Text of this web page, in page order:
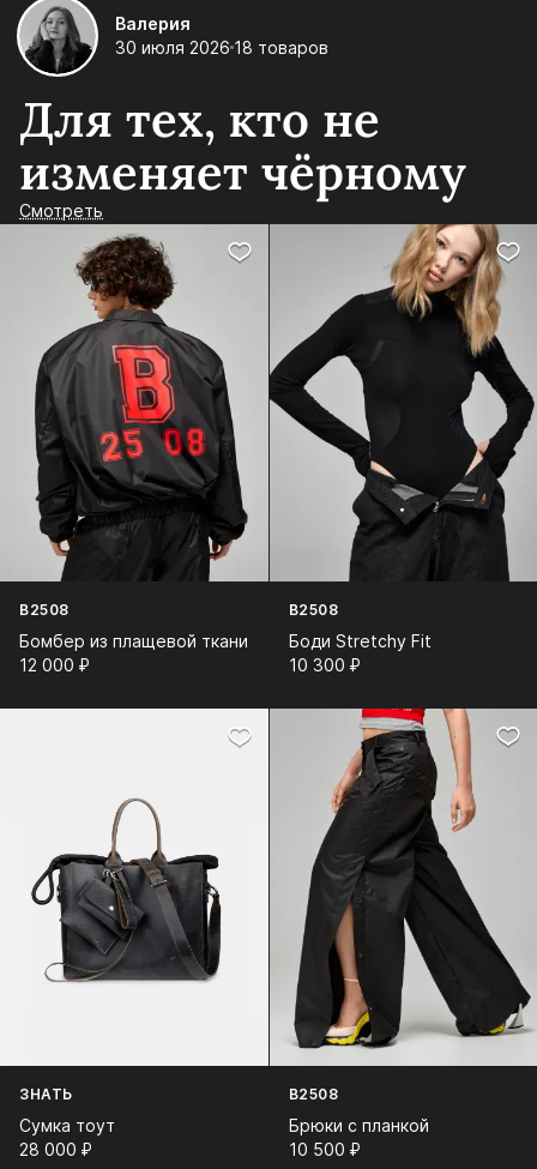
Валерия
30 июля 2026 18 товаров
Для тех, кто не
изменяет чёрному
Смотреть
B2508
Бомбер из плащевой ткани
12 000⁠ ⁠₽
B2508
Боди Stretchy Fit
10 300⁠ ⁠₽
ЗНАТЬ
Сумка тоут
28 000⁠ ⁠₽
B2508
Брюки с планкой
10 500⁠ ⁠₽